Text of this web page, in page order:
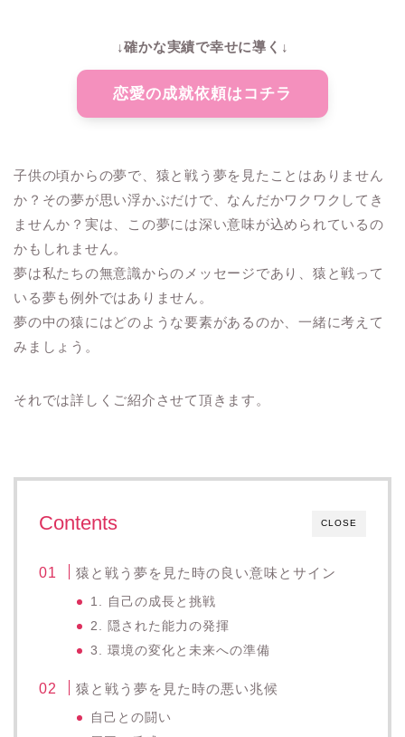
↓確かな実績で幸せに導く↓
恋愛の成就依頼はコチラ
子供の頃からの夢で、猿と戦う夢を見たことはありません
か？その夢が思い浮かぶだけで、なんだかワクワクしてき
ませんか？実は、この夢には深い意味が込められているの
かもしれません。
夢は私たちの無意識からのメッセージであり、猿と戦って
いる夢も例外ではありません。
夢の中の猿にはどのような要素があるのか、一緒に考えて
みましょう。
それでは詳しくご紹介させて頂きます。
CLOSE
Contents
猿と戦う夢を見た時の良い意味とサイン
1. 自己の成長と挑戦
2. 隠された能力の発揮
3. 環境の変化と未来への準備
猿と戦う夢を見た時の悪い兆候
自己との闘い